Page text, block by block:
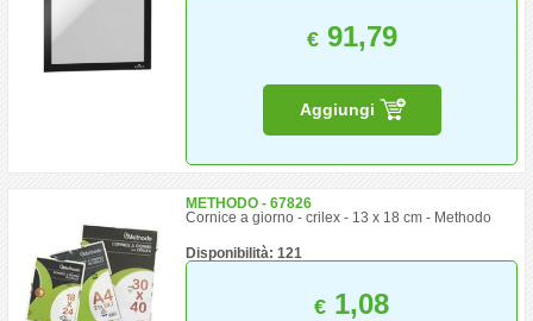
€91,79
Aggiungi
METHODO - 67826
Cornice a giorno - crilex - 13 x 18 cm - Methodo
Disponibilità: 121
€ 1,08